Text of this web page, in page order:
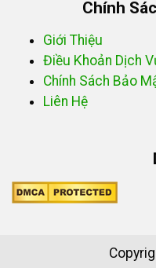
Chính
Giới Thiệu
Điều Khoản Dịch
Chính Sách Bảo
Liên Hệ